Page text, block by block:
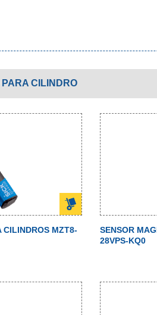
CILINDRO
CILINDROS MZT8-
SENSOR
28VPS-KQ0